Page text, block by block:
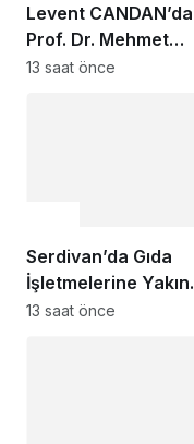
Levent
Prof. Dr. Mehmet
SARIBIYIK’a vefa
13 saat önce
Serdivan’da Gıda
İşletmelerine Yakın
Takip
13 saat önce